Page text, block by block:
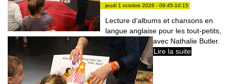
jeudi 1 octobre 2026 - 09:45-10:15
Lecture d’albums et chansons en
langue anglaise pour les tout-petits,
avec Nathalie Butler.
Lire la suite